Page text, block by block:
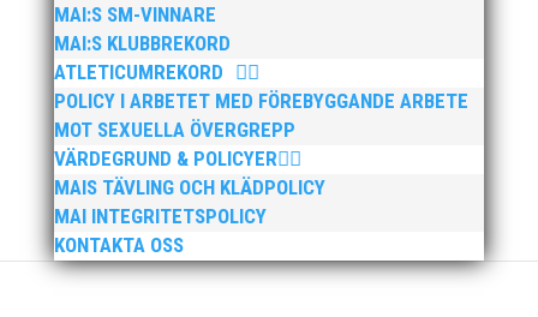
MAI:S SM-VINNARE
MAI:S KLUBBREKORD
ATLETICUMREKORD
POLICY I ARBETET MED FÖREBYGGANDE ARBETE
MOT SEXUELLA ÖVERGREPP
VÄRDEGRUND & POLICYER
MAIS TÄVLING OCH KLÄDPOLICY
MAI INTEGRITETSPOLICY
KONTAKTA OSS